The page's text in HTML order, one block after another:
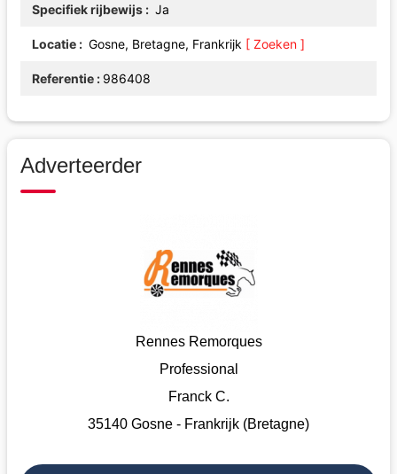
Specifiek rijbewijs Ja
Locatie Gosne, Bretagne, Frankrijk [ Zoeken ]
Referentie 986408
Adverteerder
Rennes Remorques
Professional
Franck C.
35140 Gosne - Frankrijk (Bretagne)